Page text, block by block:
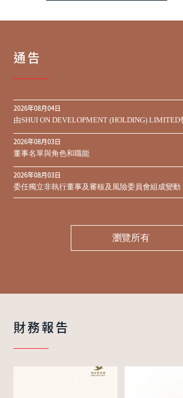
通告
2026年08月04日
由SHUI ON DEVELOPMENT (HOLDING) LIMITED
期之450,000,000美元9.75%優先票據之同意徵求
同意結果
2026年08月03日
董事名單與角色和職能
2026年08月03日
委任獨立非執行董事及審核及風險委員會組成變動
瀏覽所有
財務報告